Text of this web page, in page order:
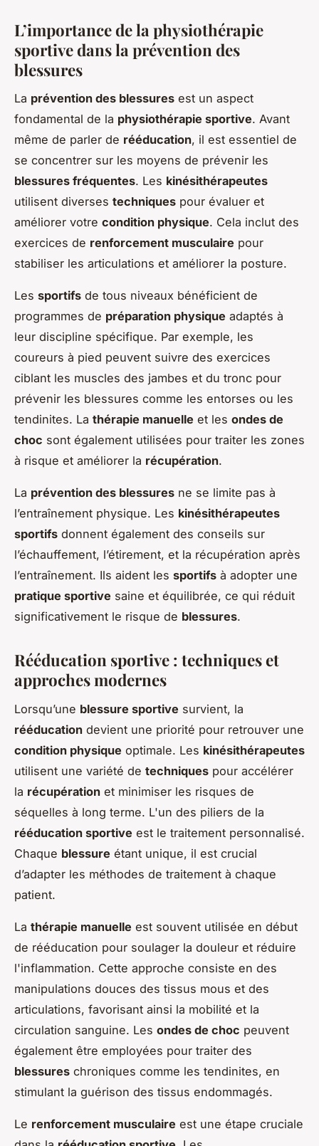
L’importance de la physiothérapie
sportive dans la prévention des
blessures
La prévention des blessures est un aspect
fondamental de la physiothérapie sportive. Avant
même de parler de rééducation, il est essentiel de
se concentrer sur les moyens de prévenir les
blessures fréquentes. Les kinésithérapeutes
utilisent diverses techniques pour évaluer et
améliorer votre condition physique. Cela inclut des
exercices de renforcement musculaire pour
stabiliser les articulations et améliorer la posture.
Les sportifs de tous niveaux bénéficient de
programmes de préparation physique adaptés à
leur discipline spécifique. Par exemple, les
coureurs à pied peuvent suivre des exercices
ciblant les muscles des jambes et du tronc pour
prévenir les blessures comme les entorses ou les
tendinites. La thérapie manuelle et les ondes de
choc sont également utilisées pour traiter les zones
à risque et améliorer la récupération.
La prévention des blessures ne se limite pas à
l’entraînement physique. Les kinésithérapeutes
sportifs donnent également des conseils sur
l’échauffement, l’étirement, et la récupération après
l’entraînement. Ils aident les sportifs à adopter une
pratique sportive saine et équilibrée, ce qui réduit
significativement le risque de blessures.
Rééducation sportive : techniques et
approches modernes
Lorsqu’une blessure sportive survient, la
rééducation devient une priorité pour retrouver une
condition physique optimale. Les kinésithérapeutes
utilisent une variété de techniques pour accélérer
la récupération et minimiser les risques de
séquelles à long terme. L'un des piliers de la
rééducation sportive est le traitement personnalisé.
Chaque blessure étant unique, il est crucial
d’adapter les méthodes de traitement à chaque
patient.
La thérapie manuelle est souvent utilisée en début
de rééducation pour soulager la douleur et réduire
l'inflammation. Cette approche consiste en des
manipulations douces des tissus mous et des
articulations, favorisant ainsi la mobilité et la
circulation sanguine. Les ondes de choc peuvent
également être employées pour traiter des
blessures chroniques comme les tendinites, en
stimulant la guérison des tissus endommagés.
Le renforcement musculaire est une étape cruciale